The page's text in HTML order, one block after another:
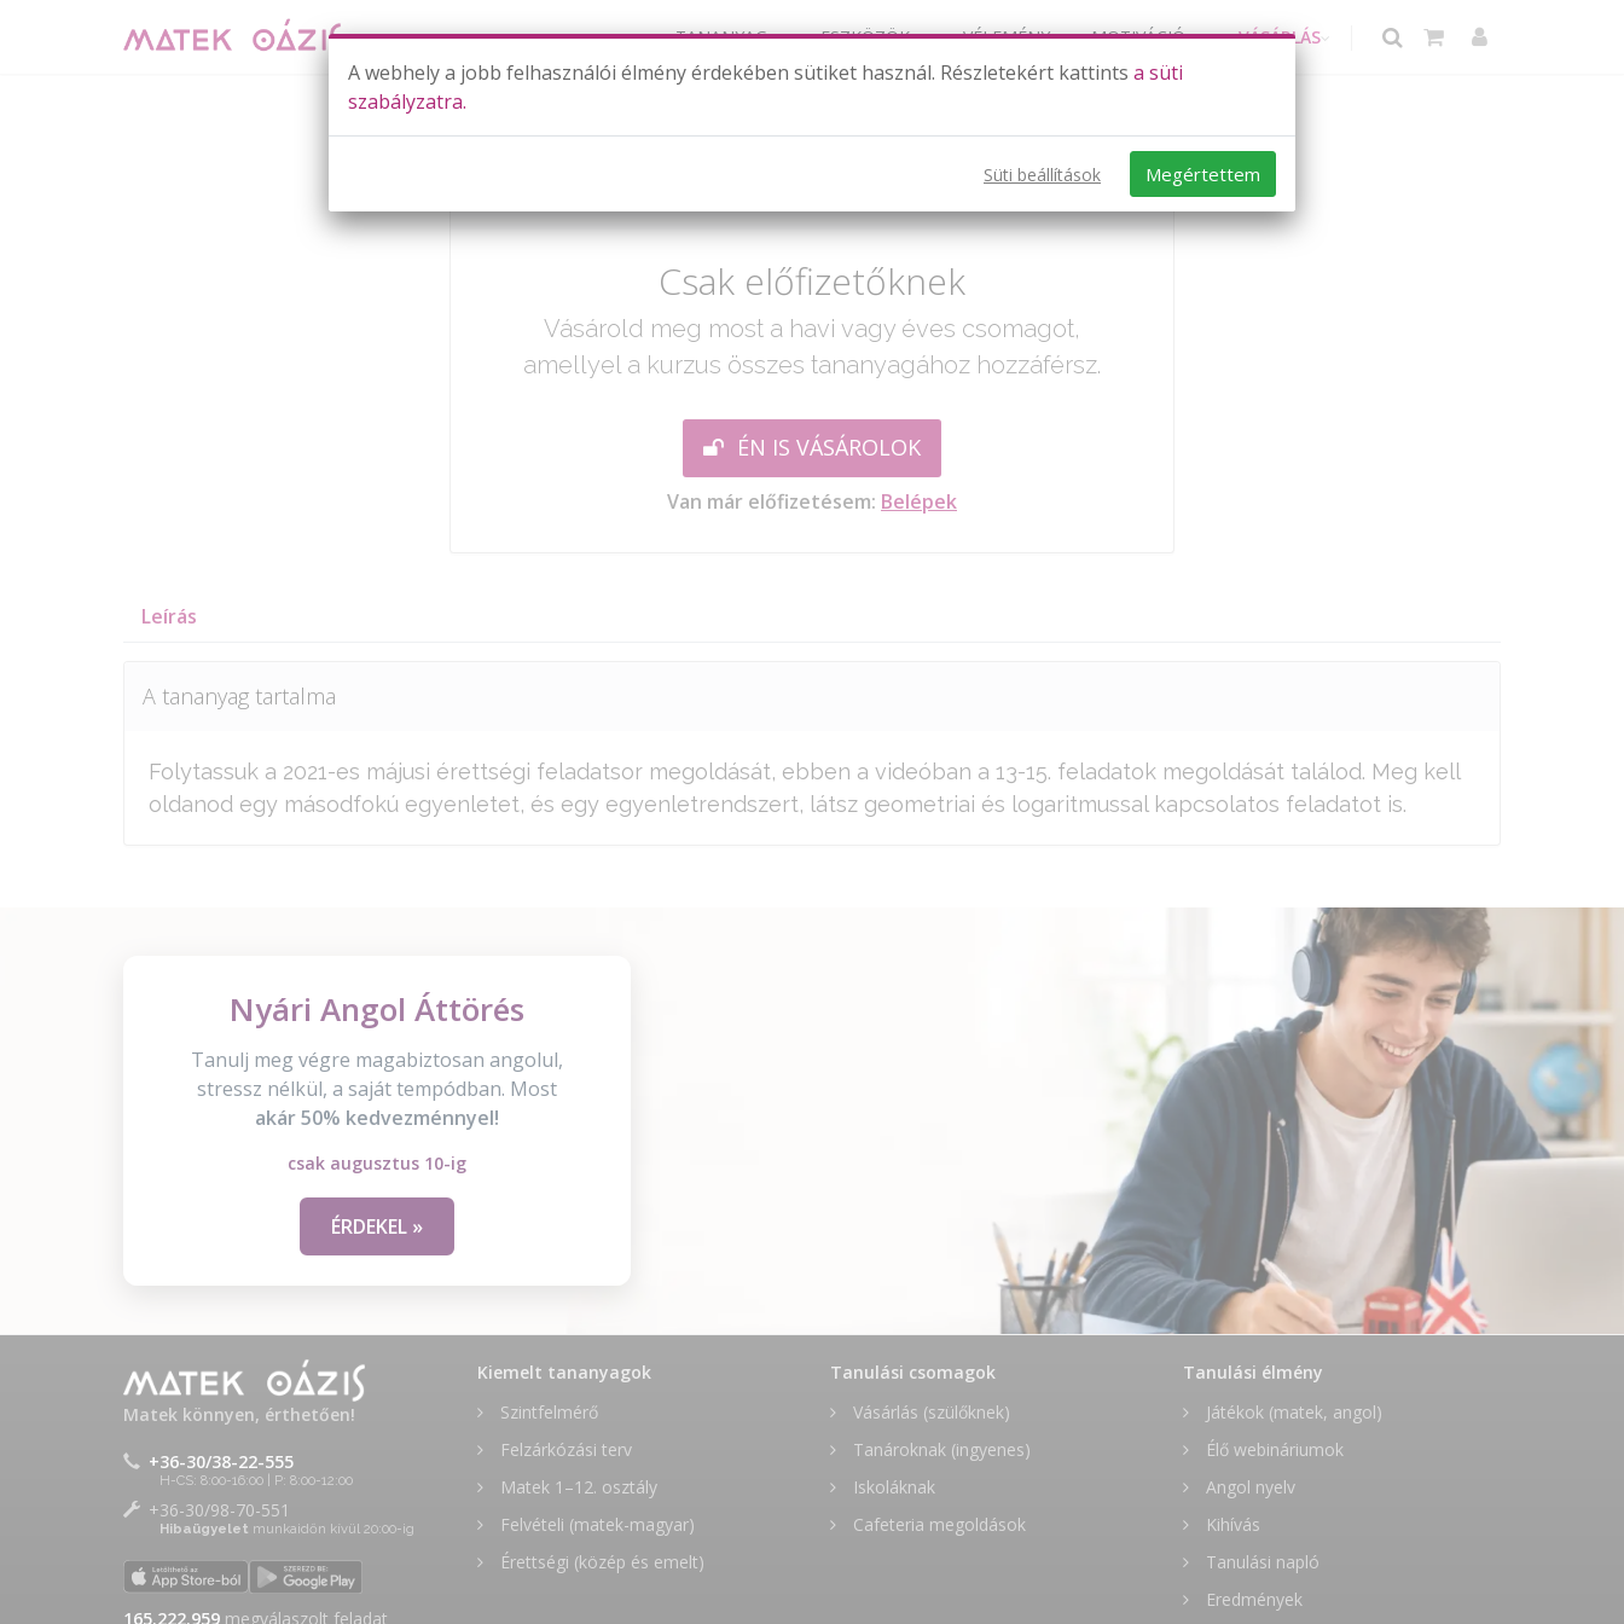
TANANYAG ESZKÖZÖK VÉLEMÉNY MOTIVÁCIÓ VÁSÁRLÁS
Csak előfizetőknek
Vásárold meg most a havi vagy éves csomagot,
amellyel a kurzus összes tananyagához hozzáférsz.
ÉN IS VÁSÁROLOK
Van már előfizetésem: Belépek
Leírás
A tananyag tartalma
Folytassuk a 2021-es májusi érettségi feladatsor megoldását, ebben a videóban a 13-15. feladatok megoldását találod. Meg kell
oldanod egy másodfokú egyenletet, és egy egyenletrendszert, látsz geometriai és logaritmussal kapcsolatos feladatot is.
Nyári Angol Áttörés
Tanulj meg végre magabiztosan angolul,
stressz nélkül, a saját tempódban. Most
akár 50% kedvezménnyel!
csak augusztus 10-ig
ÉRDEKEL »
Matek könnyen, érthetően!
+36-30/38-22-555
H-CS: 8:00-16:00 | P: 8:00-12:00
+36-30/98-70-551
Hibaügyelet munkaidőn kívül 20:00-ig
165.222.959 megválaszolt feladat
Kiemelt tananyagok
Szintfelmérő
Felzárkózási terv
Matek 1–12. osztály
Felvételi (matek-magyar)
Érettségi (közép és emelt)
Tanulási csomagok
Vásárlás (szülőknek)
Tanároknak (ingyenes)
Iskoláknak
Cafeteria megoldások
Tanulási élmény
Játékok (matek, angol)
Élő webináriumok
Angol nyelv
Kihívás
Tanulási napló
Eredmények
A webhely a jobb felhasználói élmény érdekében sütiket használ. Részletekért kattints a süti
szabályzatra.
Süti beállítások Megértettem